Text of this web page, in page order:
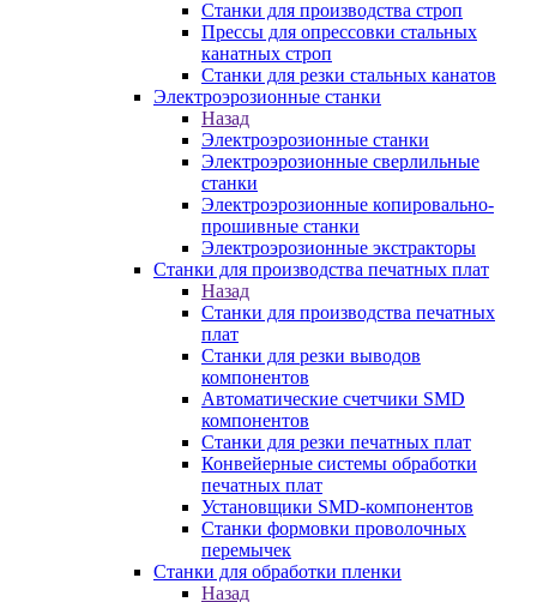
Станки для производства строп
Прессы для опрессовки стальных
канатных строп
Станки для резки стальных канатов
Электроэрозионные станки
Назад
Электроэрозионные станки
Электроэрозионные сверлильные
станки
Электроэрозионные копировально-
прошивные станки
Электроэрозионные экстракторы
Станки для производства печатных плат
Назад
Станки для производства печатных
плат
Станки для резки выводов
компонентов
Автоматические счетчики SMD
компонентов
Станки для резки печатных плат
Конвейерные системы обработки
печатных плат
Установщики SMD-компонентов
Станки формовки проволочных
перемычек
Станки для обработки пленки
Назад